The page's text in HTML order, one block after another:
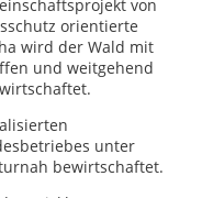
von
orientierte
wird der Wald mit
und weitgehend
unter
bewirtschaftet.